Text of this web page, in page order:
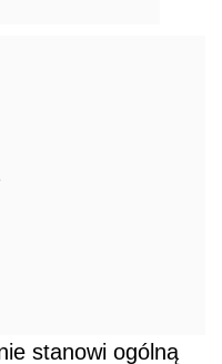
stanowi ogólną